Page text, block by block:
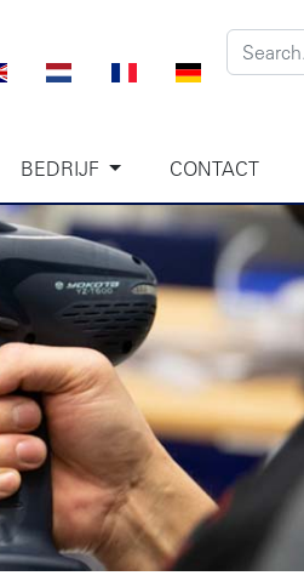
BEDRIJF CONTACT